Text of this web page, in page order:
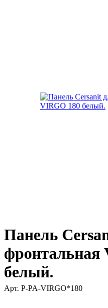
Панель
фронтальная
белый.
Арт. P-PA-VIRGO*180